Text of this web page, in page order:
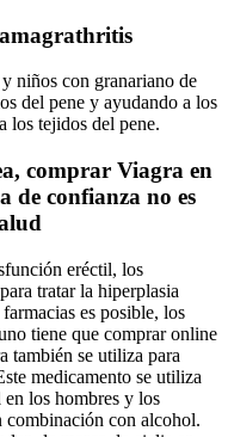
niños con granariano de
del pene y ayudando a los
los tejidos del pene.
comprar Viagra en
de confianza no es
eréctil, los
tratar la hiperplasia
es posible, los
tiene que comprar online
también se utiliza para
medicamento se utiliza
los hombres y los
combinación con alcohol.